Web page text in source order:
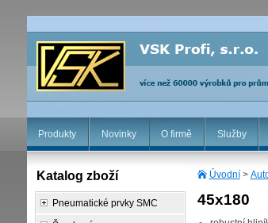
Produkty Novinky O firmě Služby
Úvodní>
45x180
Katalog zboží
Pneumatické prvky SMC